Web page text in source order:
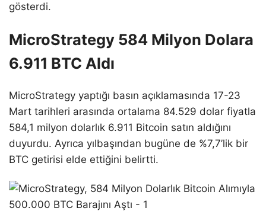
gösterdi.
MicroStrategy 584 Milyon Dolara
6.911 BTC Aldı
MicroStrategy yaptığı basın açıklamasında 17-23
Mart tarihleri arasında ortalama 84.529 dolar fiyatla
584,1 milyon dolarlık 6.911 Bitcoin satın aldığını
duyurdu. Ayrıca yılbaşından bugüne de %7,7’lik bir
BTC getirisi elde ettiğini belirtti.